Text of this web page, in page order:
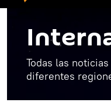
Todas las
diferentes